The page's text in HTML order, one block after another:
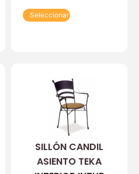
Seleccionar
SILLÓN CANDIL
ASIENTO TEKA